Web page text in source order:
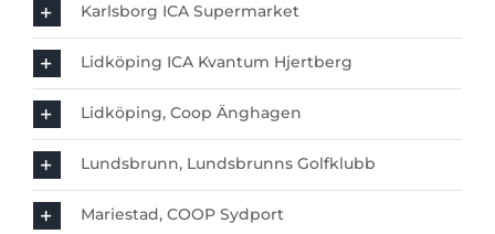
Karlsborg ICA Supermarket
Lidköping ICA Kvantum Hjertberg
Lidköping, Coop Änghagen
Lundsbrunn, Lundsbrunns Golfklubb
Mariestad, COOP Sydport